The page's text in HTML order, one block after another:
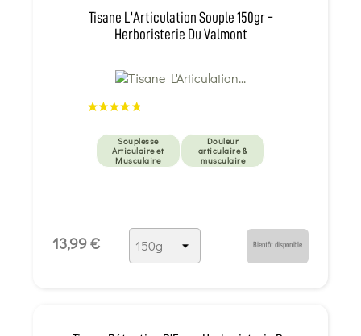
Tisane L'Articulation Souple 150gr -
Herboristerie Du Valmont
Souplesse
Articulaire et
Musculaire
Douleur
articulaire &
musculaire
13,99 € Bientôt disponible